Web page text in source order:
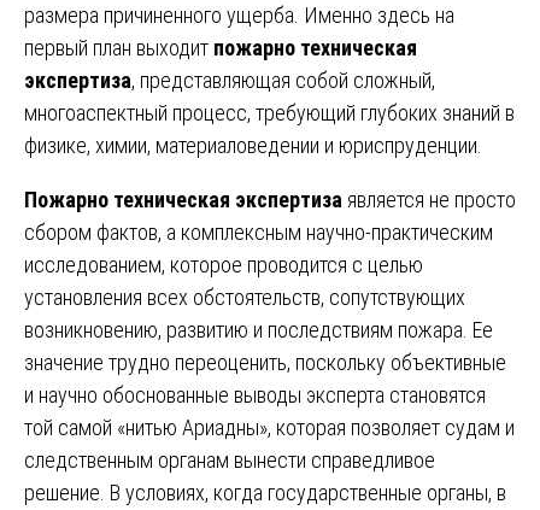
размера причиненного ущерба. Именно здесь на
первый план выходит пожарно техническая
экспертиза, представляющая собой сложный,
многоаспектный процесс, требующий глубоких знаний в
физике, химии, материаловедении и юриспруденции.
Пожарно техническая экспертиза является не просто
сбором фактов, а комплексным научно-практическим
исследованием, которое проводится с целью
установления всех обстоятельств, сопутствующих
возникновению, развитию и последствиям пожара. Ее
значение трудно переоценить, поскольку объективные
и научно обоснованные выводы эксперта становятся
той самой «нитью Ариадны», которая позволяет судам и
следственным органам вынести справедливое
решение. В условиях, когда государственные органы, в